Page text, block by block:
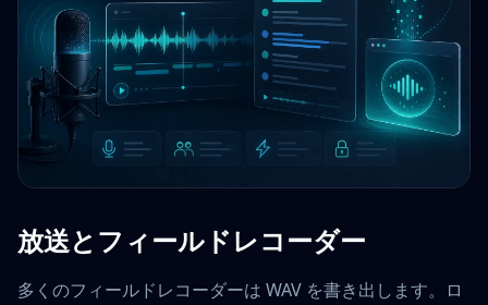
放送とフィールドレコーダー
多くのフィールドレコーダーは WAV を書き出します。ロ